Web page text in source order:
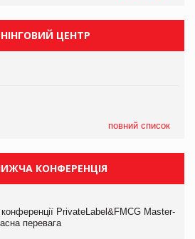
ЦЕНТР
повний список
КОНФЕРЕНЦІЯ
PrivateLabel&FMCG Master-
перевага